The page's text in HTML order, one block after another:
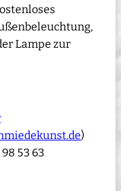
Lampe zur
)
53 63